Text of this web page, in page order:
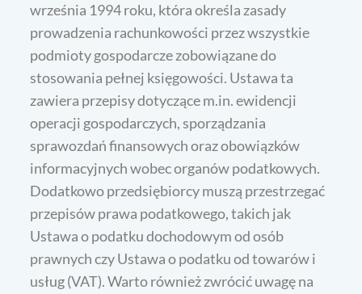
września 1994 roku, która określa zasady
prowadzenia rachunkowości przez wszystkie
podmioty gospodarcze zobowiązane do
stosowania pełnej księgowości. Ustawa ta
zawiera przepisy dotyczące m.in. ewidencji
operacji gospodarczych, sporządzania
sprawozdań finansowych oraz obowiązków
informacyjnych wobec organów podatkowych.
Dodatkowo przedsiębiorcy muszą przestrzegać
przepisów prawa podatkowego, takich jak
Ustawa o podatku dochodowym od osób
prawnych czy Ustawa o podatku od towarów i
usług (VAT). Warto również zwrócić uwagę na